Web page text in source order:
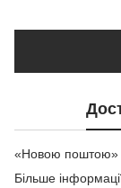
«Новою поштою»
Більше